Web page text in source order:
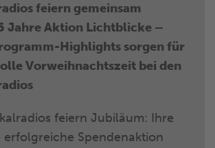
es so in keinem Shop zu
Auf Platz 1 im Auktions-
es eine Band aus NRW: Für
Konzert von Frida
50 Freunden zahlte der
beeindruckende 10.000 Euro.
feiern gemeinsam
Jahre Aktion Lichtblicke –
Highlights sorgen für
Vorweihnachtszeit bei den
feiern Jubiläum: Ihre
erfolgreiche Spendenaktion